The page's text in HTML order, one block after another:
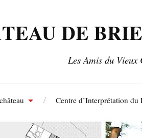
DE
Les Amis du Vieux
Centre d’Interprétation du